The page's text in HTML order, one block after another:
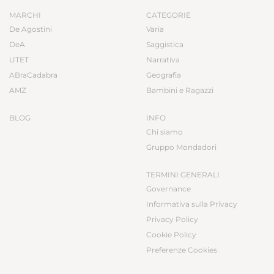
MARCHI
De Agostini
DeA
UTET
ABraCadabra
AMZ
BLOG
CATEGORIE
Varia
Saggistica
Narrativa
Geografia
Bambini e Ragazzi
INFO
Chi siamo
Gruppo Mondadori
TERMINI GENERALI
Governance
Informativa sulla Privacy
Privacy Policy
Cookie Policy
Preferenze Cookies